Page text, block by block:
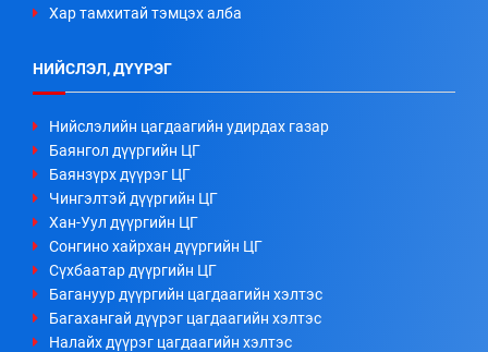
Хар тамхитай тэмцэх алба
НИЙСЛЭЛ, ДҮҮРЭГ
Нийслэлийн цагдаагийн удирдах газар
Баянгол дүүргийн ЦГ
Баянзүрх дүүрэг ЦГ
Чингэлтэй дүүргийн ЦГ
Хан-Уул дүүргийн ЦГ
Сонгино хайрхан дүүргийн ЦГ
Сүхбаатар дүүргийн ЦГ
Багануур дүүргийн цагдаагийн хэлтэс
Багахангай дүүрэг цагдаагийн хэлтэс
Налайх дүүрэг цагдаагийн хэлтэс